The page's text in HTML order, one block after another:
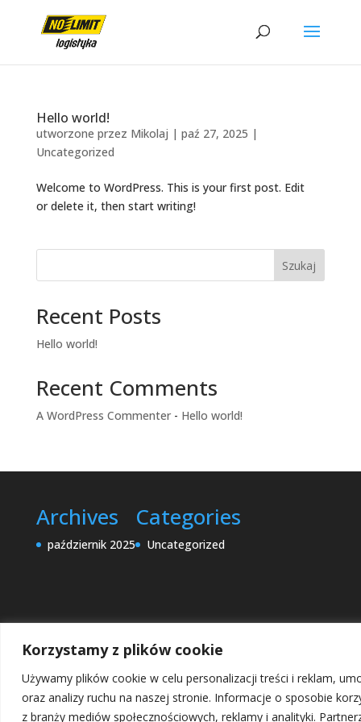
Korzystamy z plików cookie
Używamy plików cookie w celu personalizacji treści i reklam,
oraz analizy ruchu na naszej stronie. Informacje o sposobie
z branży mediów społecznościowych, reklamy i analityki.
Hello world!
utworzone przez Mikolaj | paź 27, 2025 |
Uncategorized
Welcome to WordPress. This is your first post. Edit
or delete it, then start writing!
Szukaj
Recent Posts
Hello world!
Recent Comments
A WordPress Commenter- Hello world!
Archives
październik 2025
Categories
Uncategorized